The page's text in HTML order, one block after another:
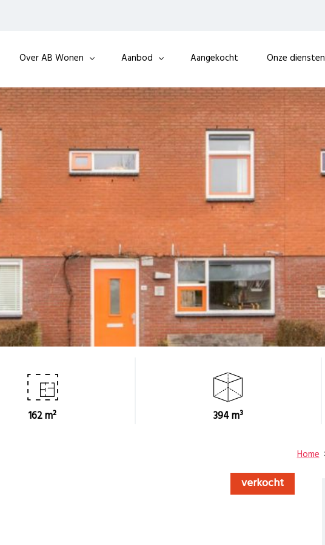
Over AB Wonen Aanbod Aangekocht Onze diensten
162 m² 394 m³
Home
verkocht